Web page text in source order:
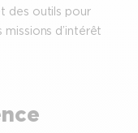
des outils pour
d’intérêt